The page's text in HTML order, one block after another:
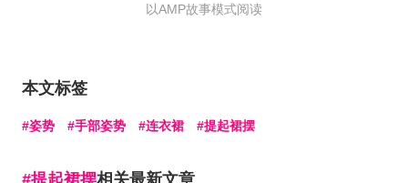
以AMP故事模式阅读
本文标签
姿势 手部姿势 连衣裙 提起裙摆
提起裙摆相关最新文章